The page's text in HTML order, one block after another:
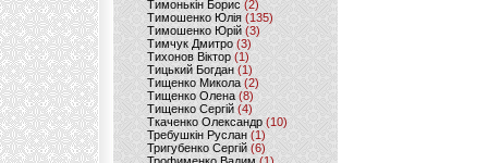
Тимонькін Борис (2)
Тимошенко Юлія (135)
Тимошенко Юрій(3)
Тимчук Дмитро (3)
Тихонов Віктор (1)
Тицький Богдан (1)
Тищенко Микола (2)
Тищенко Олена (8)
Тищенко Сергій (4)
Ткаченко Олександр (10)
Требушкін Руслан (1)
Тригубенко Сергій(6)